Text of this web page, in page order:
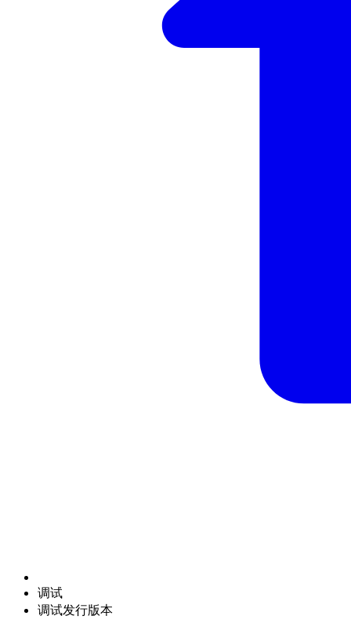
调试
调试发行版本